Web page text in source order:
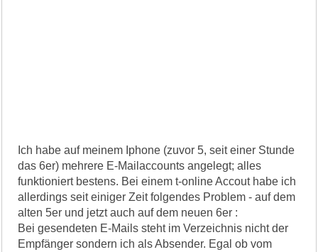
Ich habe auf meinem Iphone (zuvor 5, seit einer Stunde
das 6er) mehrere E-Mailaccounts angelegt; alles
funktioniert bestens. Bei einem t-online Accout habe ich
allerdings seit einiger Zeit folgendes Problem - auf dem
alten 5er und jetzt auch auf dem neuen 6er :
Bei gesendeten E-Mails steht im Verzeichnis nicht der
Empfänger sondern ich als Absender. Egal ob vom